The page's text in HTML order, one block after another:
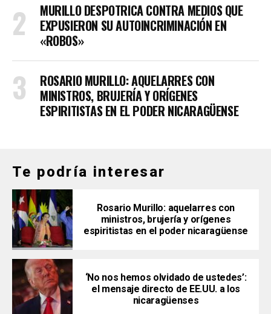
MURILLO DESPOTRICA CONTRA MEDIOS QUE
EXPUSIERON SU AUTOINCRIMINACIÓN EN
«ROBOS»
ROSARIO MURILLO: AQUELARRES CON
MINISTROS, BRUJERÍA Y ORÍGENES
ESPIRITISTAS EN EL PODER NICARAGÜENSE
Te podría interesar
Rosario Murillo: aquelarres con
ministros, brujería y orígenes
espiritistas en el poder nicaragüense
‘No nos hemos olvidado de ustedes’:
el mensaje directo de EE.UU. a los
nicaragüenses